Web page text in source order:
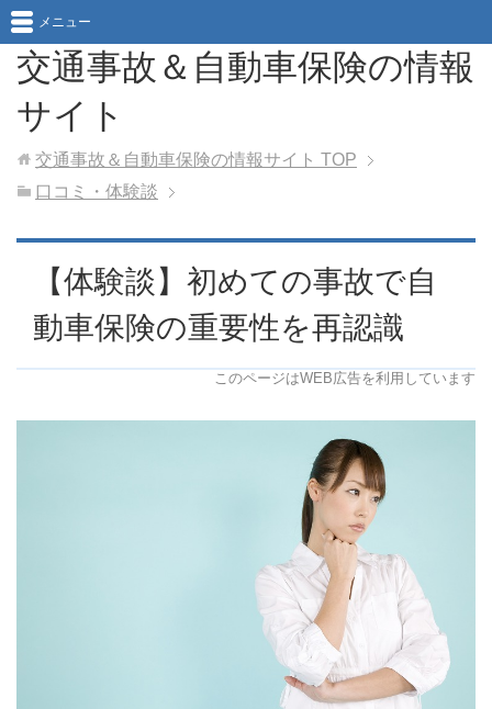
交通事故＆自動車保険の情報
サイト
メニュー
交通事故＆自動車保険の情報サイト TOP
口コミ・体験談
【体験談】初めての事故で自
動車保険の重要性を再認識
このページはWEB広告を利用しています